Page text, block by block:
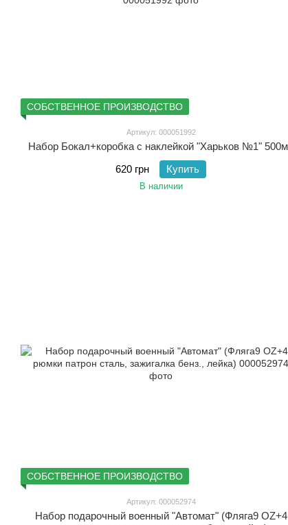
СОБСТВЕННОЕ ПРОИЗВОДСТВО
Артикул: 000051992
Набор Бокал+коробка с наклейкой "Харьков №1"
620 грн
Купить
В наличии
СОБСТВЕННОЕ ПРОИЗВОДСТВО
Артикул: 000052974
Набор подарочный военный "Автомат" (Фляга9 OZ+4